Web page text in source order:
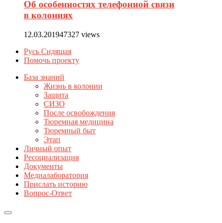
Об особенностях телефонной связи
в колониях
12.03.201947327 views
Русь Сидящая
Помочь проекту
База знаний
Жизнь в колонии
Защита
СИЗО
После освобождения
Тюремная медицина
Тюремный быт
Этап
Личный опыт
Ресоциализация
Документы
Медиалаборатория
Прислать историю
Вопрос-Ответ